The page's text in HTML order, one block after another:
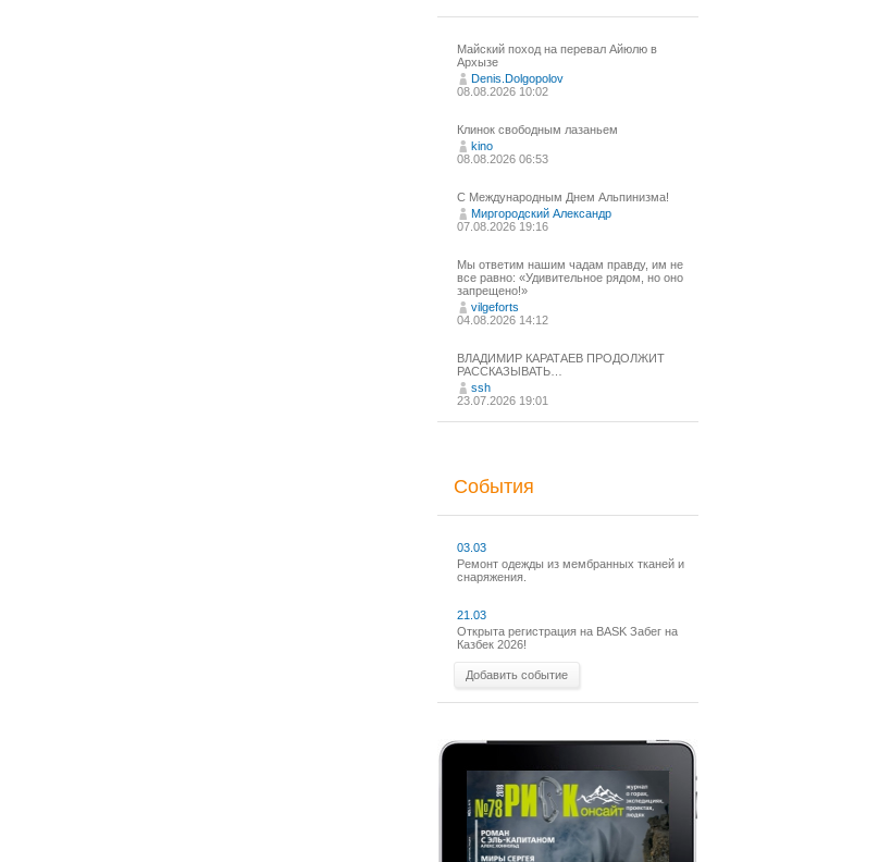
Майский поход на перевал Айюлю в
Архызе
Denis.Dolgopolov
08.08.2026 10:02
Клинок свободным лазаньем
kino
08.08.2026 06:53
С Международным Днем Альпинизма!⁠
Миргородский Александр
07.08.2026 19:16
Мы ответим нашим чадам правду, им не
все равно: «Удивительное рядом, но оно
запрещено!»
vilgeforts
04.08.2026 14:12
ВЛАДИМИР КАРАТАЕВ ПРОДОЛЖИТ
РАССКАЗЫВАТЬ…
ssh
23.07.2026 19:01
События
03.03
Ремонт одежды из мембранных тканей и
снаряжения.
21.03
Открыта регистрация на BASK Забег на
Казбек 2026!
Добавить событие